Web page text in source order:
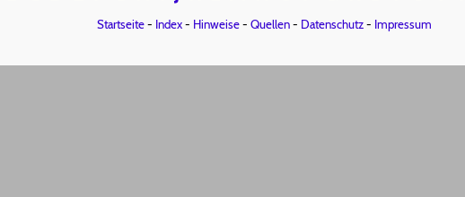
Startseite- Index- Hinweise- Quellen- Datenschutz- Impressum